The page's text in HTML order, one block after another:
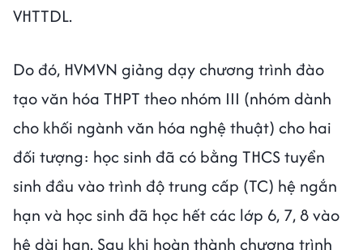
VHTTDL.
Do đó, HVMVN giảng dạy chương trình đào
tạo văn hóa THPT theo nhóm III (nhóm dành
cho khối ngành văn hóa nghệ thuật) cho hai
đối tượng: học sinh đã có bằng THCS tuyển
sinh đầu vào trình độ trung cấp (TC) hệ ngắn
hạn và học sinh đã học hết các lớp 6, 7, 8 vào
hệ dài hạn. Sau khi hoàn thành chương trình